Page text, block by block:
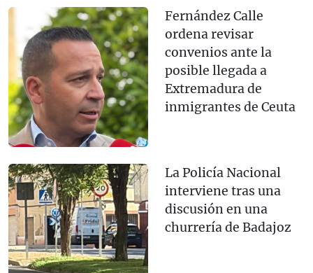
Fernández Calle
ordena revisar
convenios ante la
posible llegada a
Extremadura de
inmigrantes de Ceuta
La Policía Nacional
interviene tras una
discusión en una
churrería de Badajoz